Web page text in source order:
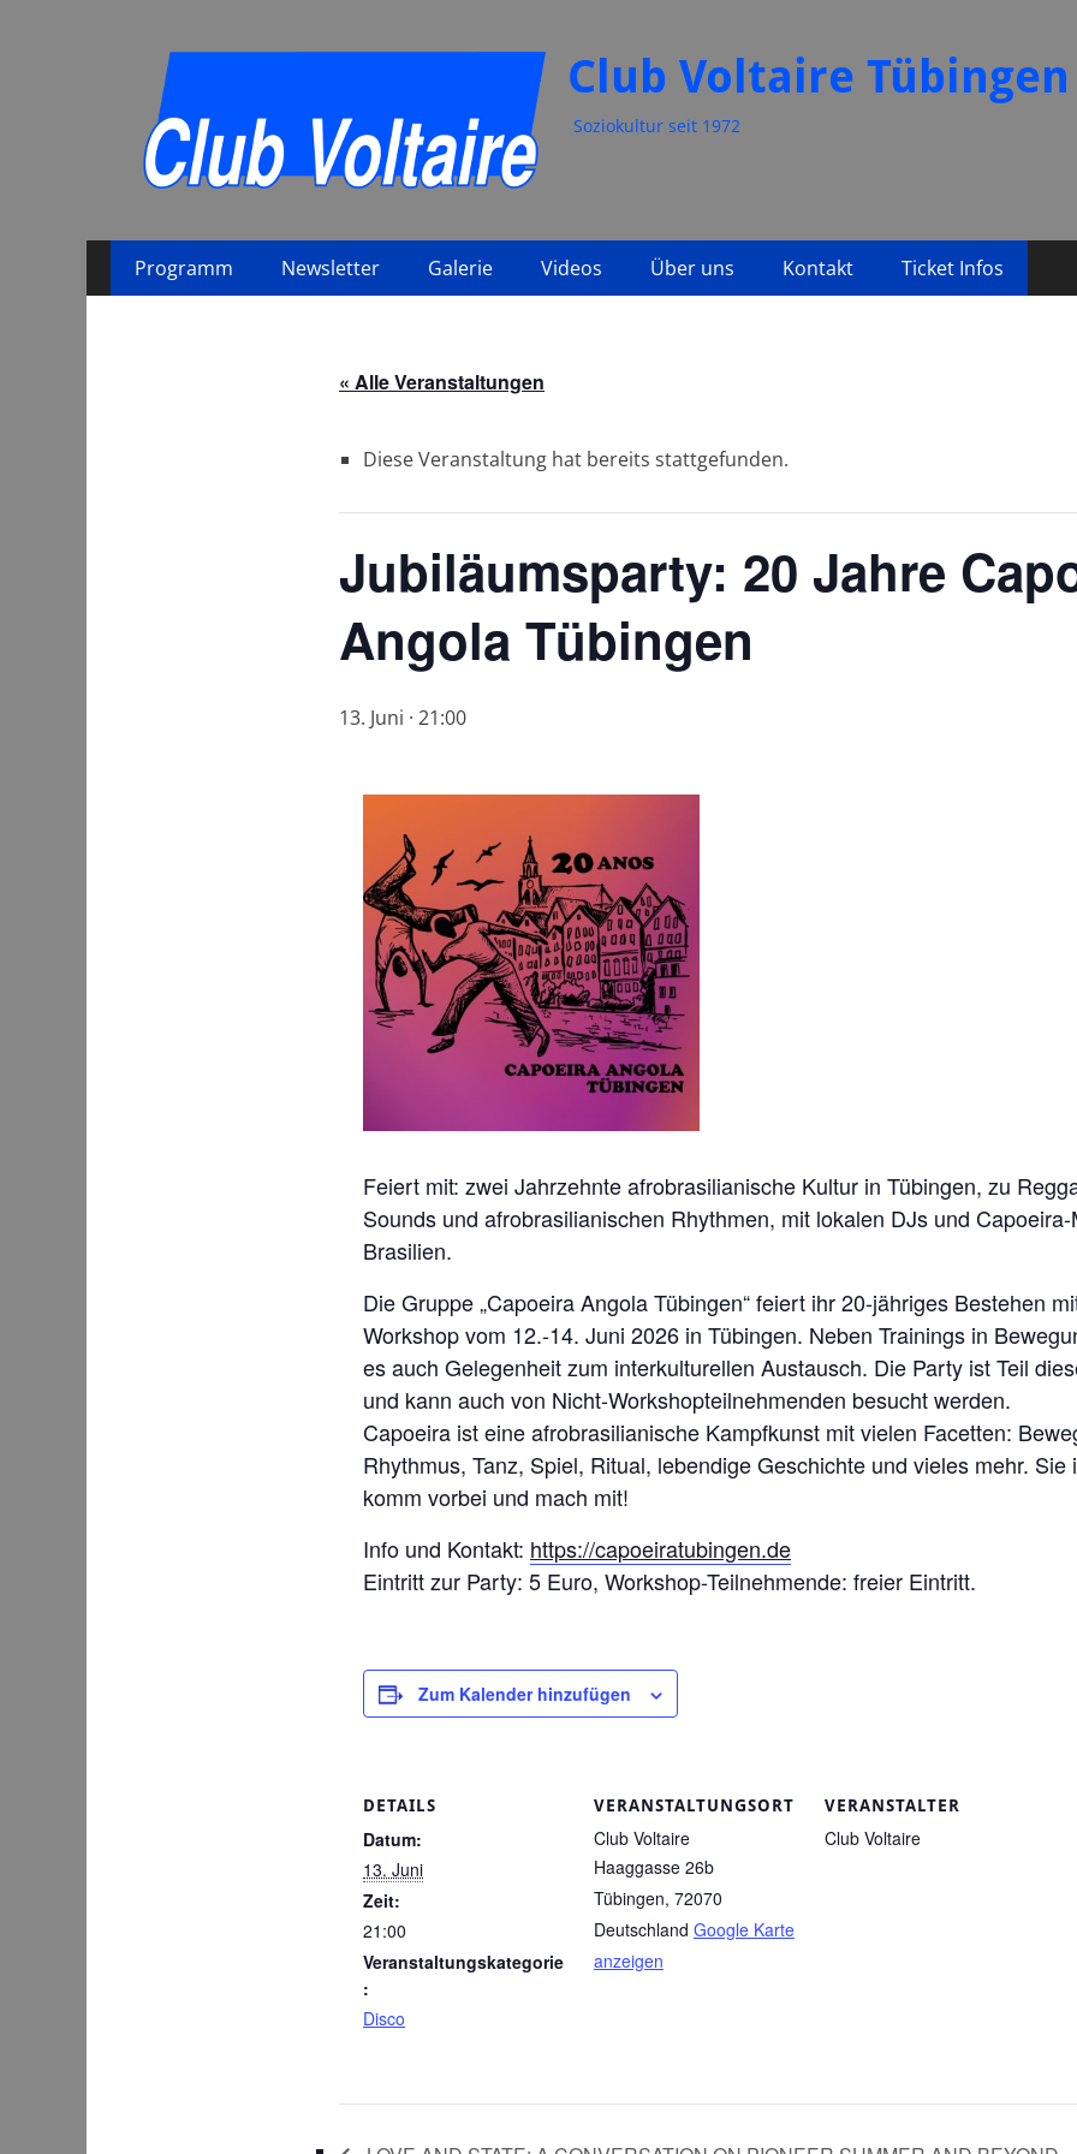
Club Voltaire Tübingen
Soziokultur seit 1972
Primäres
Menü
Inhalt
Programm Newsletter Galerie Videos Über uns Kontakt Ticket Infos
« Alle Veranstaltungen
Diese Veranstaltung hat bereits stattgefunden.
Jubiläumsparty: 20 Jahre
Angola Tübingen
13. Juni · 21:00
Feiert mit: zwei Jahrzehnte afrobrasilianische Kultur in Tübingen, zu
Sounds und afrobrasilianischen Rhythmen, mit lokalen DJs und
Brasilien.
Die Gruppe „Capoeira Angola Tübingen“ feiert ihr 20-jähriges Bestehen
Workshop vom 12.-14. Juni 2026 in Tübingen. Neben Trainings in
es auch Gelegenheit zum interkulturellen Austausch. Die Party ist Teil
und kann auch von Nicht-Workshopteilnehmenden besucht werden.
Capoeira ist eine afrobrasilianische Kampfkunst mit vielen Facetten:
Rhythmus, Tanz, Spiel, Ritual, lebendige Geschichte und vieles mehr. Sie
komm vorbei und mach mit!
Info und Kontakt: https://capoeiratubingen.de
Eintritt zur Party: 5 Euro, Workshop-Teilnehmende: freier Eintritt.
Zum Kalender hinzufügen
DETAILS
Datum:
13. Juni
Zeit:
21:00
Veranstaltungskategorie
:
Disco
VERANSTALTUNGSORT
Club Voltaire
Haaggasse 26b
Tübingen, 72070
Deutschland Google Karte
anzeigen
VERANSTALTER
Club Voltaire